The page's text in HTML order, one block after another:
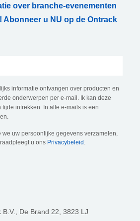
over branche-evenementen
Abonneer u NU op de Ontrack
informatie ontvangen over producten en
onderwerpen per e-mail. Ik kan deze
tijde intrekken. In alle e-mails is een
we uw persoonlijke gegevens verzamelen,
u ons Privacybeleid .
B.V., De Brand 22, 3823 LJ